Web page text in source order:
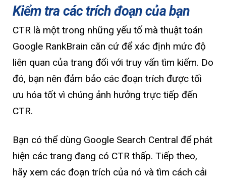
Kiểm tra các trích đoạn của bạn
CTR là một trong những yếu tố mà thuật toán
Google RankBrain căn cứ để xác định mức độ
liên quan của trang đối với truy vấn tìm kiếm. Do
đó, bạn nên đảm bảo các đoạn trích được tối
ưu hóa tốt vì chúng ảnh hưởng trực tiếp đến
CTR.
Bạn có thể dùng Google Search Central để phát
hiện các trang đang có CTR thấp. Tiếp theo,
hãy xem các đoạn trích của nó và tìm cách cải